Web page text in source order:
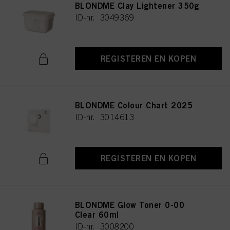
BLONDME Clay Lightener 350g
ID-nr. 3049369
REGISTEREN EN KOPEN
BLONDME Colour Chart 2025
ID-nr. 3014613
REGISTEREN EN KOPEN
BLONDME Glow Toner 0-00
Clear 60ml
ID-nr. 3008200